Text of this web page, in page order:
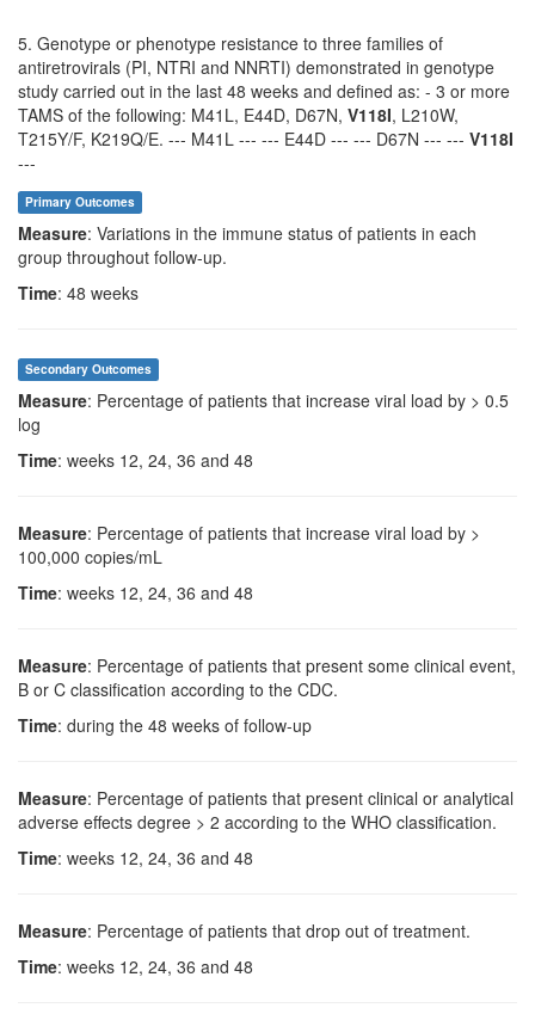
5. Genotype or phenotype resistance to three families of
antiretrovirals (PI, NTRI and NNRTI) demonstrated in genotype
study carried out in the last 48 weeks and defined as: - 3 or more
TAMS of the following: M41L, E44D, D67N, V118I, L210W,
T215Y/F, K219Q/E. --- M41L --- --- E44D --- --- D67N --- --- V118I
---
Primary Outcomes
Measure: Variations in the immune status of patients in each
group throughout follow-up.
Time: 48 weeks
Secondary Outcomes
Measure: Percentage of patients that increase viral load by > 0.5
log
Time: weeks 12, 24, 36 and 48
Measure: Percentage of patients that increase viral load by >
100,000 copies/mL
Time: weeks 12, 24, 36 and 48
Measure: Percentage of patients that present some clinical event,
B or C classification according to the CDC.
Time: during the 48 weeks of follow-up
Measure: Percentage of patients that present clinical or analytical
adverse effects degree > 2 according to the WHO classification.
Time: weeks 12, 24, 36 and 48
Measure: Percentage of patients that drop out of treatment.
Time: weeks 12, 24, 36 and 48